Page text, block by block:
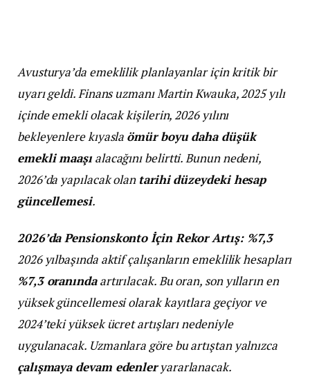
Avusturya’da emeklilik planlayanlar için kritik bir
uyarı geldi. Finans uzmanı Martin Kwauka, 2025 yılı
içinde emekli olacak kişilerin, 2026 yılını
bekleyenlere kıyasla ömür boyu daha düşük
emekli maaşıalacağını belirtti. Bunun nedeni,
2026’da yapılacak olan tarihi düzeydeki hesap
güncellemesi.
2026’da Pensionskonto İçin Rekor Artış: %7,3
2026 yılbaşında aktif çalışanların emeklilik hesapları
%7,3 oranındaartırılacak. Bu oran, son yılların en
yüksek güncellemesi olarak kayıtlara geçiyor ve
2024’teki yüksek ücret artışları nedeniyle
uygulanacak. Uzmanlara göre bu artıştan yalnızca
çalışmaya devam edenleryararlanacak.